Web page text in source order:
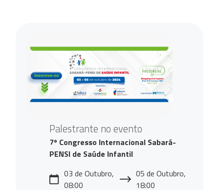
Palestrante no evento
7º Congresso Internacional Sabará-
PENSI de Saúde Infantil
03 de Outubro,
08:00
05 de Outubro,
18:00